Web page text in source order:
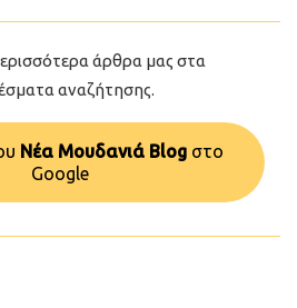
άρθρα μας στα
αναζήτησης.
Νέα Μουδανιά Blog στo
Google